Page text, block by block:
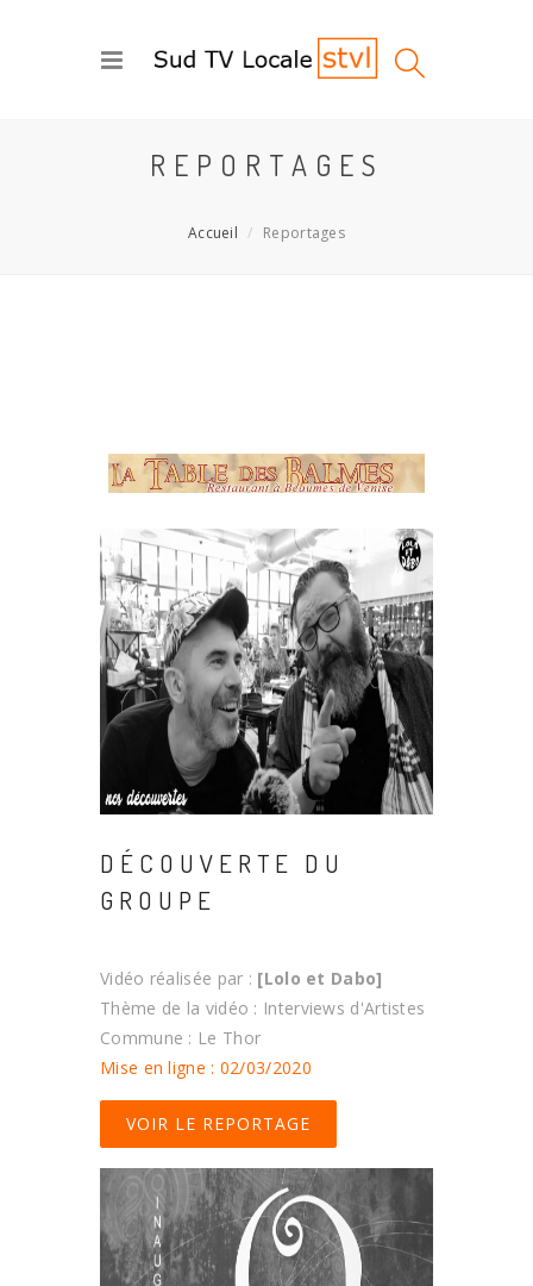
REPORTAGES
Accueil Reportages
DÉCOUVERTE DU
GROUPE
Vidéo réalisée par : [Lolo et Dabo]
Thème de la vidéo : Interviews d'Artistes
Commune : Le Thor
Mise en ligne : 02/03/2020
VOIR LE REPORTAGE